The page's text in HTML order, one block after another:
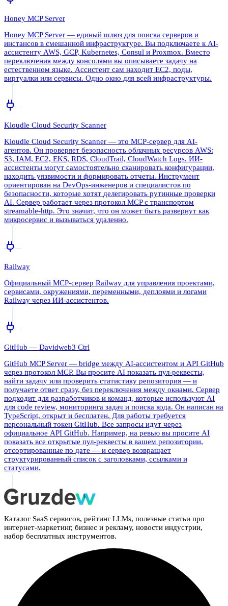
Honey MCP Server
Honey MCP Server — единый шлюз для поиска серверов и
инстансов в смешанной инфраструктуре. Вы подключаете к AI-
ассистенту AWS, GCP, Kubernetes, Consul и Proxmox. Вместо
переключения между консолями вы описываете задачу на
естественном языке. Ассистент сам находит EC2, поды,
виртуалки или сервисы. Одно окно для всей инфраструктуры.
Kloudle Cloud Security Scanner
Kloudle Cloud Security Scanner — это MCP-сервер для AI-
агентов. Он проверяет безопасность облачных ресурсов AWS:
S3, IAM, EC2, EKS, RDS, CloudTrail, CloudWatch Logs. ИИ-
ассистенты могут самостоятельно сканировать конфигурации,
находить уязвимости и формировать отчеты. Инструмент
ориентирован на DevOps-инженеров и специалистов по
безопасности, которые хотят делегировать рутинные проверки
AI. Сервер работает через протокол MCP с транспортом
streamable-http. Это значит, что он может быть развернут как
микросервис и вызываться удаленно.
Railway
Официальный MCP-сервер Railway для управления проектами,
сервисами, окружениями, переменными, деплоями и логами
Railway через ИИ-ассистентов.
GitHub — Davidweb3 Ctrl
GitHub MCP Server — bridge между AI-ассистентом и API GitHub
через протокол MCP. Вы просите AI показать пул-реквесты,
найти задачу или проверить статистику репозитория — и
получаете ответ сразу, без переключения между окнами. Сервер
подходит для разработчиков и команд, которые используют AI
для code review, мониторинга задач и поиска кода. Он написан на
TypeScript, открыт и бесплатен. Для работы требуется
персональный токен GitHub. Все запросы идут через
официальное API GitHub. Например, на ревью вы просите AI
показать все открытые пул-реквесты в вашем репозитории,
отсортированные по дате — и сервер возвращает
структурированный список с заголовками, ссылками и
статусами.
Каталог SaaS сервисов, рейтинг LLMs, полезные статьи про
интернет-маркетинг, бизнес и рекламу, новости индустрии,
набор бесплатных инструментов.